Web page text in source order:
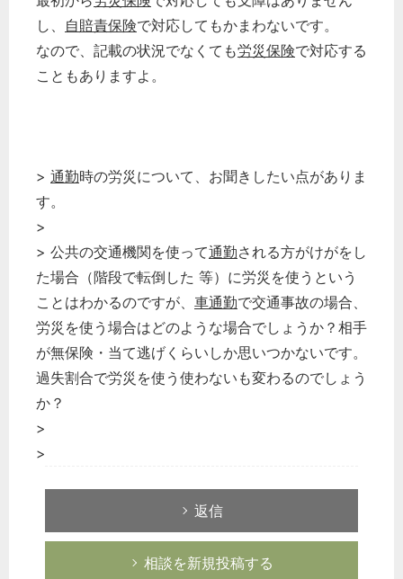
し、 自賠責保険で対応してもかまわないです。
なので、記載の状況でなくても労災保険で対応する
こともありますよ。
> 通勤時の労災について、お聞きしたい点がありま
す。
>
> 公共の交通機関を使って通勤される方がけがをし
た場合（階段で転倒した 等）に労災を使うという
ことはわかるのですが、 車通勤で交通事故の場合、
労災を使う場合はどのような場合でしょうか？相手
が無保険・当て逃げくらいしか思いつかないです。
過失割合で労災を使う使わないも変わるのでしょう
か？
>
>
返信
相談を新規投稿する
税務経理
企業法務
経営の知恵